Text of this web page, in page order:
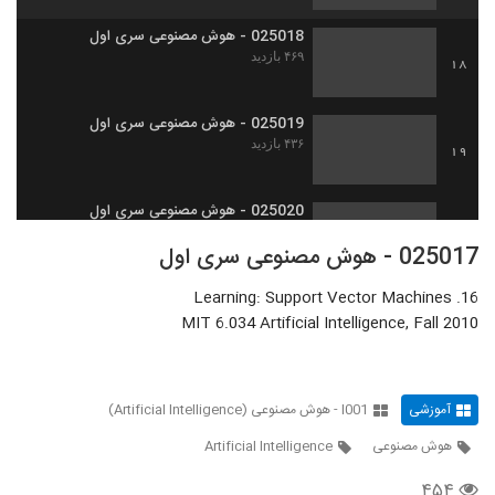
18
025018 - هوش مصنوعی سری اول
۴۶۹ بازدید
19
025019 - هوش مصنوعی سری اول
۴۳۶ بازدید
025020 - هوش مصنوعی سری اول
21
025021 - هوش مصنوعی سری اول
۴۸۳ بازدید
22
۵۲۶ بازدید
025017 - هوش مصنوعی سری اول
16. Learning: Support Vector Machines
MIT 6.034 Artificial Intelligence, Fall 2010
آموزشی
I001 - هوش مصنوعی (Artificial Intelligence)
هوش مصنوعی
Artificial Intelligence